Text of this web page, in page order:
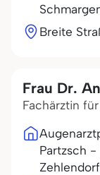
Breite
Frau Dr.
Fachärztin
Partzsch -